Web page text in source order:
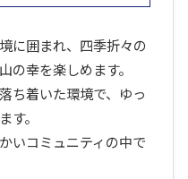
に囲まれ、四季折々の
の幸を楽しめます。
ち着いた環境で、ゆっ
す。
いコミュニティの中で